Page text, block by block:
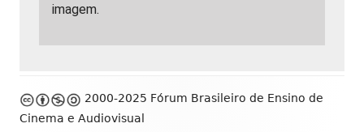
imagem.
Footer
Content
2000-2025 Fórum Brasileiro de Ensino de
Cinema e Audiovisual